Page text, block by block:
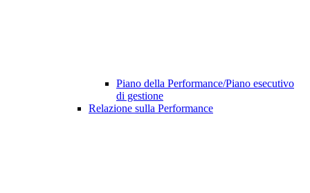
Piano della Performance/Piano esecutivo
di gestione
Relazione sulla Performance